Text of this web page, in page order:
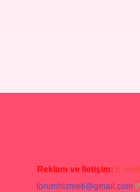
Reklam ve İletişim: E-
forumhizmeti@gmail.com